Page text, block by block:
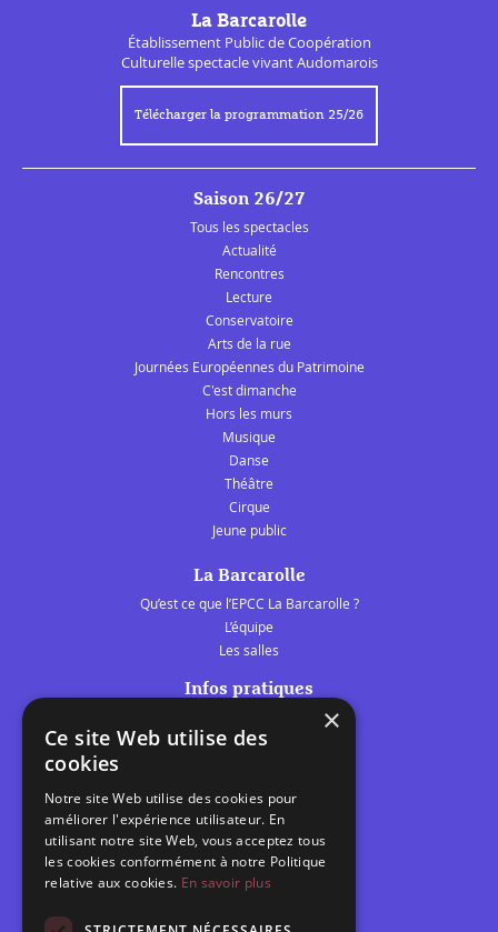
La Barcarolle
Établissement Public deCoopération
Culturellespectacle vivant Audomarois
Télécharger la programmation 25/26
Saison 26/27
Tous les spectacles
Actualité
Rencontres
Lecture
Conservatoire
Arts de la rue
Journées Européennes du Patrimoine
C'est dimanche
Hors les murs
Musique
Danse
Théâtre
Cirque
Jeune public
La Barcarolle
Qu’est ce que l’EPCC La Barcarolle ?
L’équipe
Les salles
Infos pratiques
Les belles scènes audomaroises
Calendrier
Programme des spectacles
Brèves
×
Ce site Web utilise des
cookies
Notre site Web utilise des cookies pour
améliorer l'expérience utilisateur. En
utilisant notre site Web, vous acceptez tous
les cookies conformément à notre Politique
relative aux cookies. En savoir plus